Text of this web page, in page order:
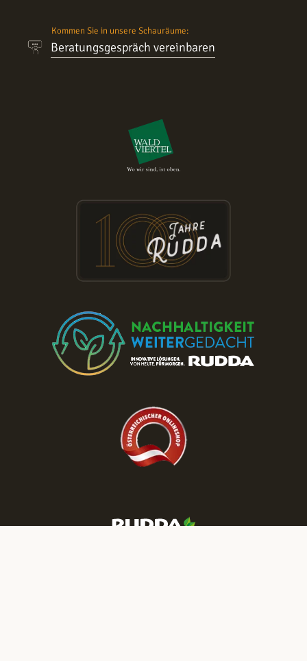
Kommen Sie in unsere Schauräume:
Beratungsgespräch vereinbaren